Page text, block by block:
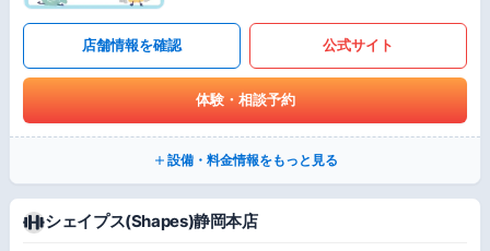
店舗情報を確認 公式サイト
体験・相談予約
設備・料金情報をもっと見る
シェイプス(Shapes)静岡本店